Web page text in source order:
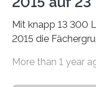
Mit knapp 13 300
2015 die
bei…
More than 1 year